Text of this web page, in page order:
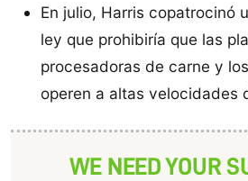
En julio, Harris copatrocinó
ley que prohibiría que las
procesadoras de carne y
operen a altas velocidades
WE NEED YOUR